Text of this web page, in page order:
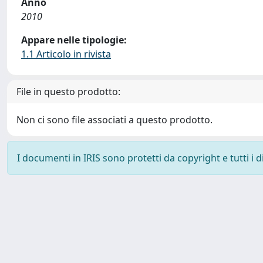
2010
Appare nelle tipologie:
1.1 Articolo in rivista
File in questo prodotto:
Non ci sono file associati a questo prodotto.
I documenti in IRIS sono protetti da copyright e tutti i